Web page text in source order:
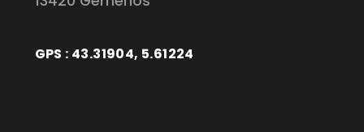
GPS : 43.31904, 5.61224